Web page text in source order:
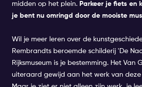
midden op het plein. Parkeer je fiets en
je bent nu omringd door de mooiste
Wil je meer leren over de
Rembrandts beroemde schilderij 'De
Rijksmuseum is je bestemming. Het Van
uiteraard gewijd aan het werk van deze